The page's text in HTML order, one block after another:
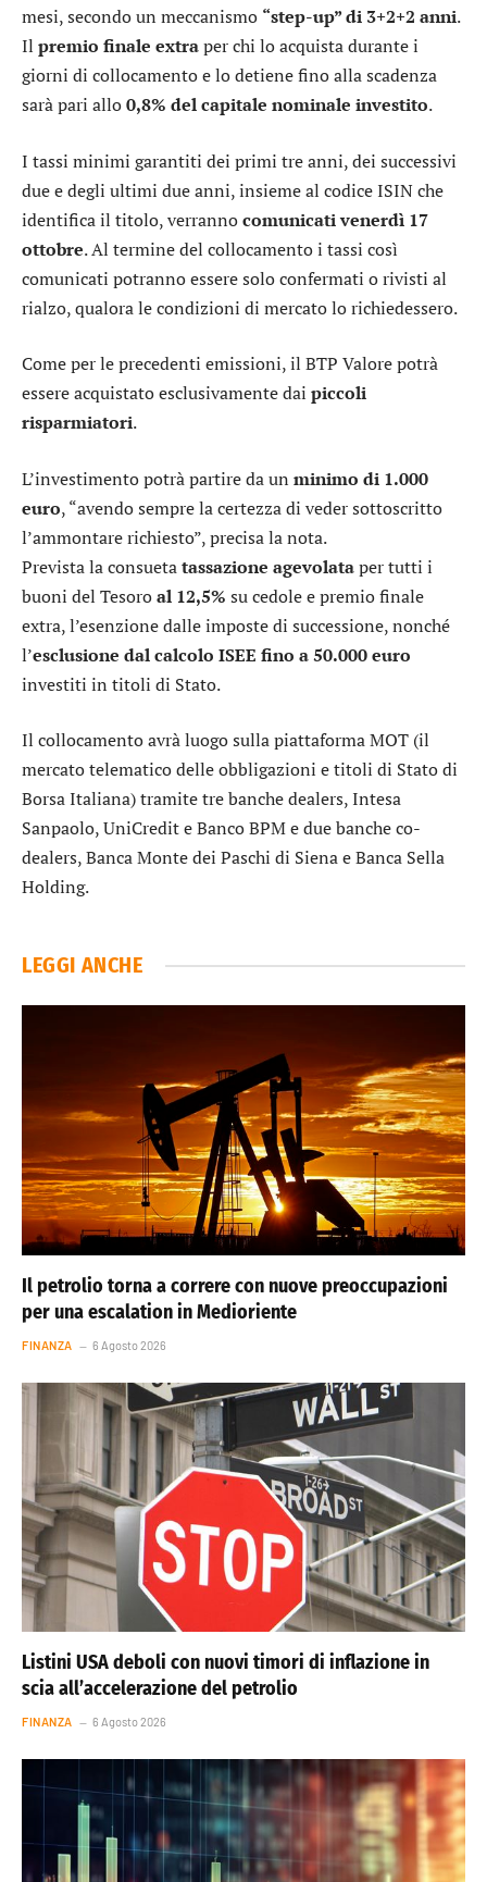
mesi, secondo un meccanismo “step-up” di 3+2+2 anni.
Il premio finale extraper chi lo acquista durante i
giorni di collocamento e lo detiene fino alla scadenza
sarà pari allo0,8% del capitale nominale investito.
I tassi minimi garantiti dei primi tre anni, dei successivi
due e degli ultimi due anni, insieme al codice ISIN che
identifica il titolo, verrannocomunicati venerdì 17
ottobre. Al termine del collocamento i tassi così
comunicati potranno essere solo confermati o rivisti al
rialzo, qualora le condizioni di mercato lo richiedessero.
Come per le precedenti emissioni, il BTP Valore potrà
essere acquistato esclusivamente dai piccoli
risparmiatori.
L’investimento potrà partire da un minimo di 1.000
euro, “avendo sempre la certezza di veder sottoscritto
l’ammontare richiesto”, precisa la nota.
Prevista la consuetatassazione agevolataper tutti i
buoni del Tesoroal 12,5% su cedole e premio finale
extra, l’esenzione dalle imposte di successione, nonché
l’esclusione dal calcolo ISEE fino a 50.000 euro
investiti in titoli di Stato.
Il collocamento avrà luogo sulla piattaforma MOT (il
mercato telematico delle obbligazioni e titoli di Stato di
Borsa Italiana) tramite tre banche dealers,Intesa
Sanpaolo,UniCrediteBanco BPMe due banche co-
dealers,Banca Monte dei Paschi di Sienae Banca Sella
Holding.
LEGGI ANCHE
Il petrolio torna a correre con nuove preoccupazioni
per una escalation in Medioriente
FINANZA 6 Agosto 2026
Listini USA deboli con nuovi timori di inflazione in
scia all’accelerazione del petrolio
FINANZA 6 Agosto 2026